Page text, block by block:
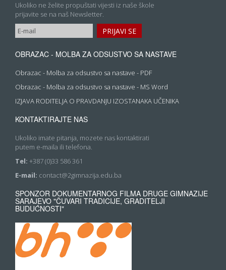
Ukoliko ne želite propuštati vijesti iz naše škole
prijavite se na naš Newsletter.
OBRAZAC - MOLBA ZA ODSUSTVO SA NASTAVE
Obrazac - Molba za odsustvo sa nastave - PDF
Obrazac - Molba za odsustvo sa nastave - MS Word
IZJAVA RODITELJA O PRAVDANJU IZOSTANAKA UČENIKA
KONTAKTIRAJTE NAS
Ukoliko imate pitanja, mozete nas kontaktirati
putem e-maila ili telefona.
Tel: +387 (0)33 586 361
E-mail: contact@2gimnazija.edu.ba
SPONZOR DOKUMENTARNOG FILMA DRUGE GIMNAZIJE
SARAJEVO "ČUVARI TRADICIJE, GRADITELJI
BUDUĆNOSTI"